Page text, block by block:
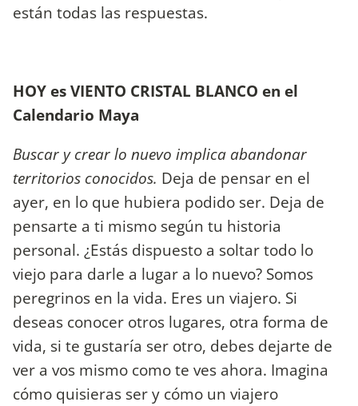
están todas las respuestas.
HOY es VIENTO CRISTAL BLANCO en el
Calendario Maya
Buscar y crear lo nuevo implica abandonar
territorios conocidos. Deja de pensar en el
ayer, en lo que hubiera podido ser. Deja de
pensarte a ti mismo según tu historia
personal. ¿Estás dispuesto a soltar todo lo
viejo para darle a lugar a lo nuevo? Somos
peregrinos en la vida. Eres un viajero. Si
deseas conocer otros lugares, otra forma de
vida, si te gustaría ser otro, debes dejarte de
ver a vos mismo como te ves ahora. Imagina
cómo quisieras ser y cómo un viajero